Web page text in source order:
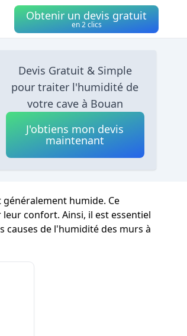
Obtenir un devis gratuit
en 2 clics
Devis Gratuit & Simple
pour traiter l'humidité de
votre cave à Bouan
J'obtiens mon devis
maintenant
humide. Ce
confort. Ainsi, il est essentiel
de l'humidité des murs à